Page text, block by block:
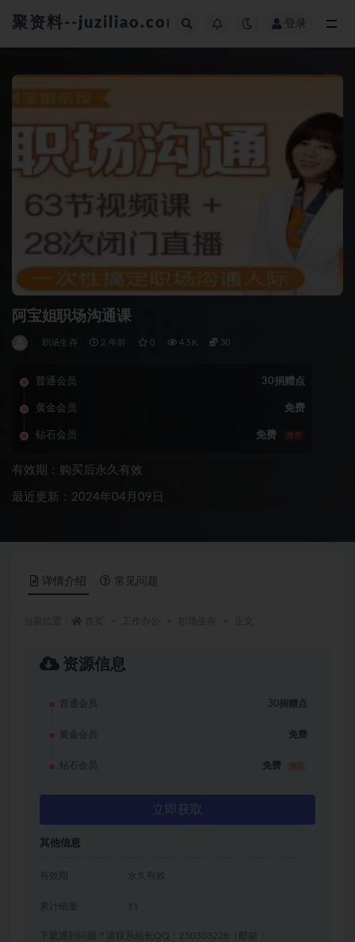
聚资料--juziliao.com--全网资料整合平台
登录
阿宝姐职场沟通课
职场生存 2 年前 0 4.5K 30
普通会员 30捐赠点
黄金会员 免费
钻石会员 免费 推荐
有效期：购买后永久有效
最近更新：2024年04月09日
详情介绍 常见问题
资源信息
普通会员 30捐赠点
黄金会员 免费
钻石会员 免费
立即获取
其他信息
有效期 永久有效
累计销量 11
下载遇到问题？请联系站长QQ：250303228（邮箱：